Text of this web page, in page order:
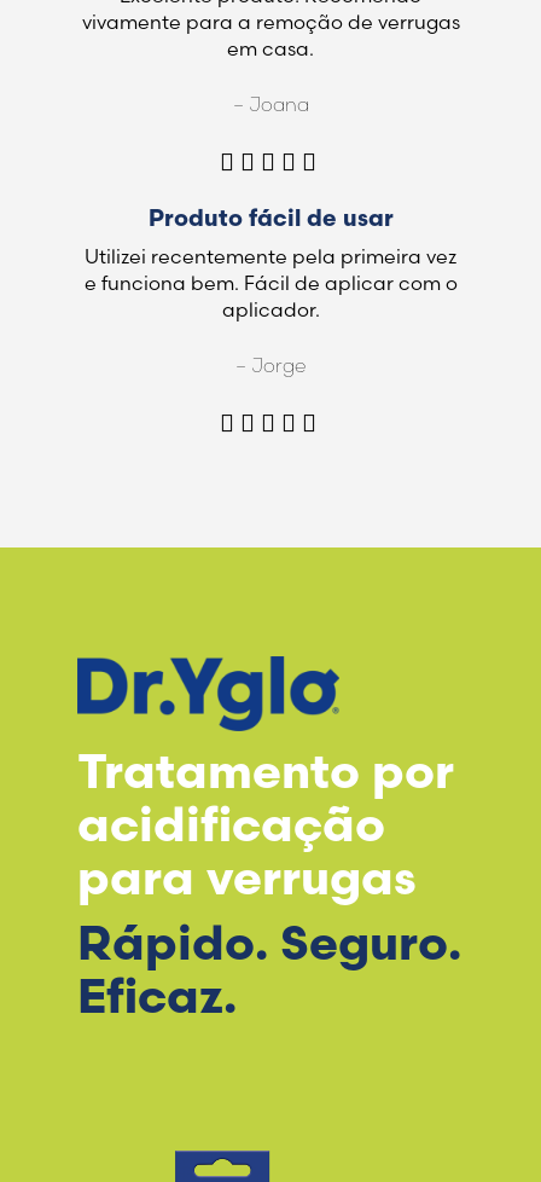
vivamente para a remoção de verrugas
em casa.
– Joana
Produto fácil de usar
Utilizei recentemente pela primeira vez
e funciona bem. Fácil de aplicar com o
aplicador.
– Jorge
Tratamento por
acidificação
para verrugas
Rápido. Seguro.
Eficaz.